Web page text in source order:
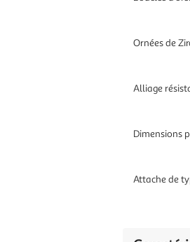
Ornées de
Alliage
Dimensions
Attache de